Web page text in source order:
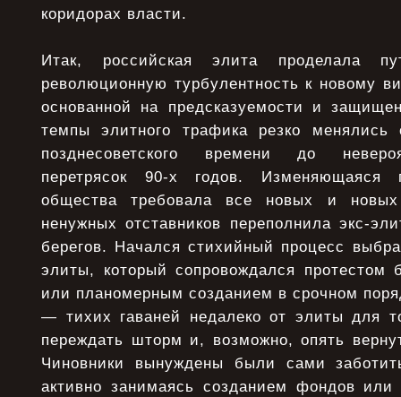
коридорах власти.
Итак, российская элита проделала
революционную турбулентность к новому
основанной на предсказуемости и
темпы элитного трафика резко менялись
позднесоветского времени до
перетрясок 90-х годов. Изменяющаяся
общества требовала все новых и
ненужных отставников переполнила экс-
берегов. Начался стихийный процесс
элиты, который сопровождался протестом
или планомерным созданием в срочном
— тихих гаваней недалеко от элиты для
переждать шторм и, возможно, опять
Чиновники вынуждены были сами
активно занимаясь созданием фондов или